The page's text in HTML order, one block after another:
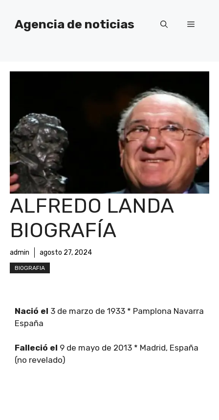
contenido
Agencia de noticias Menú
ALFREDO LANDA
BIOGRAFÍA
admin agosto 27, 2024
BIOGRAFIA
Nació el 3 de marzo de 1933 * Pamplona Navarra
España
Falleció el 9 de mayo de 2013 * Madrid, España
(no revelado)